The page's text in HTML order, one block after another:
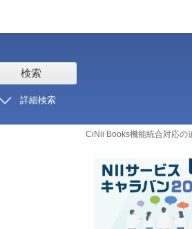
検索
詳細検索
CiNii Books機能統合対応の